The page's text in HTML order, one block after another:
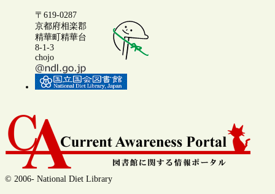
〒619-0287
京都府相楽郡
精華町精華台
8-1-3
chojo
© 2006- National Diet Library